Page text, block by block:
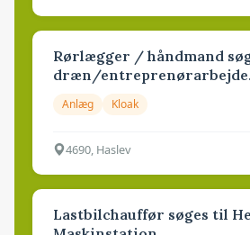
Rørlægger / håndmand
dræn/entreprenørarbejde.
Anlæg Kloak
4690, Haslev
Lastbilchauffør søges til